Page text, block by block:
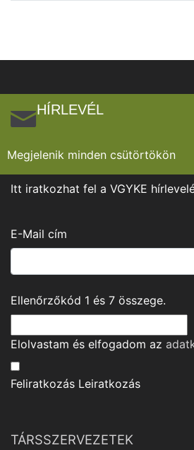
HÍRLEVÉL
Megjelenik minden csütörtökön
Itt iratkozhat fel a VGYKE
E-Mail cím
Ellenőrzőkód 1 és 7 összege.
Elolvastam és elfogadom az
Feliratkozás Leiratkozás
TÁRSSZERVEZETEK